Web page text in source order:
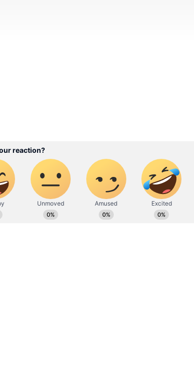
:X/rajasthanroyals
சாதனைகளை தகர்த்த
கெய்லின் அதிகபட்ச
சீசனில் அதிக சிக்ஸர்கள் அடித்த